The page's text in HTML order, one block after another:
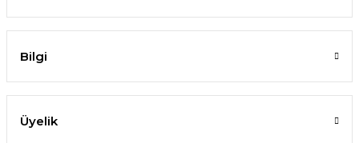
Bilgi
Üyelik